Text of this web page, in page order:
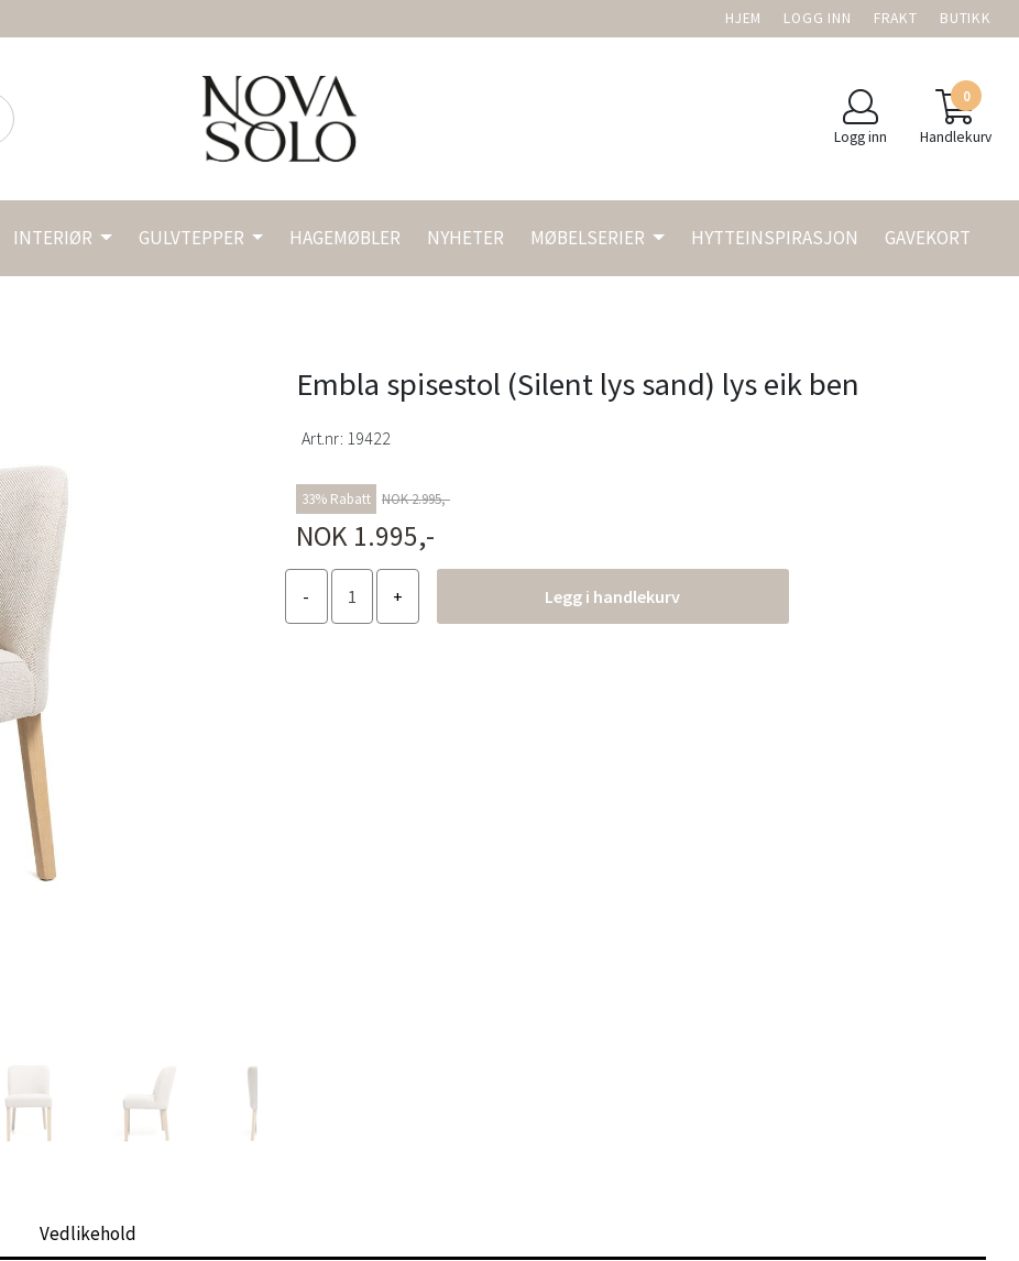
HJEM LOGG INN FRAKT BUTIKK
Logg inn
0
Handlekurv
INTERIØR GULVTEPPER HAGEMØBLER NYHETER MØBELSERIER HYTTEINSPIRASJON GAVEKORT
Embla spisestol (Silent lys sand) lys eik ben
Art.nr: 19422
33% Rabatt NOK 2.995,-
NOK 1.995,-
Legg i handlekurv
Vedlikehold